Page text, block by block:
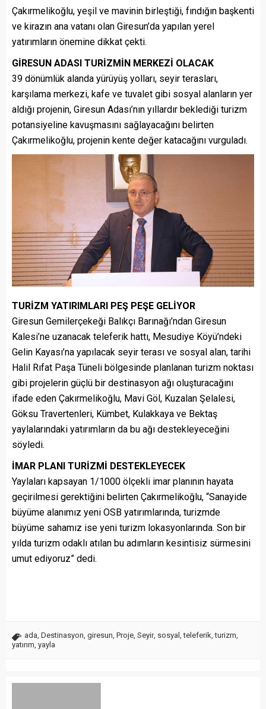
Çakırmelikoğlu, yeşil ve mavinin birleştiği, fındığın başkenti
ve kirazın ana vatanı olan Giresun’da yapılan yerel
yatırımların önemine dikkat çekti.
GİRESUN ADASI TURİZMİN MERKEZİ OLACAK
39 dönümlük alanda yürüyüş yolları, seyir terasları,
karşılama merkezi, kafe ve tuvalet gibi sosyal alanların yer
aldığı projenin, Giresun Adası’nın yıllardır beklediği turizm
potansiyeline kavuşmasını sağlayacağını belirten
Çakırmelikoğlu, projenin kente değer katacağını vurguladı.
TURİZM YATIRIMLARI PEŞ PEŞE GELİYOR
Giresun Gemilerçekeği Balıkçı Barınağı’ndan Giresun
Kalesi’ne uzanacak teleferik hattı, Mesudiye Köyü’ndeki
Gelin Kayası’na yapılacak seyir terası ve sosyal alan, tarihi
Halil Rıfat Paşa Tüneli bölgesinde planlanan turizm noktası
gibi projelerin güçlü bir destinasyon ağı oluşturacağını
ifade eden Çakırmelikoğlu, Mavi Göl, Kuzalan Şelalesi,
Göksu Travertenleri, Kümbet, Kulakkaya ve Bektaş
yaylalarındaki yatırımların da bu ağı destekleyeceğini
söyledi.
İMAR PLANI TURİZMİ DESTEKLEYECEK
Yaylaları kapsayan 1/1000 ölçekli imar planının hayata
geçirilmesi gerektiğini belirten Çakırmelikoğlu, “Sanayide
büyüme alanımız yeni OSB yatırımlarında, turizmde
büyüme sahamız ise yeni turizm lokasyonlarında. Son bir
yılda turizm odaklı atılan bu adımların kesintisiz sürmesini
umut ediyoruz” dedi.
ada Destinasyon giresun Proje Seyir, sosyal ,teleferik ,turizm
yatırım yayla